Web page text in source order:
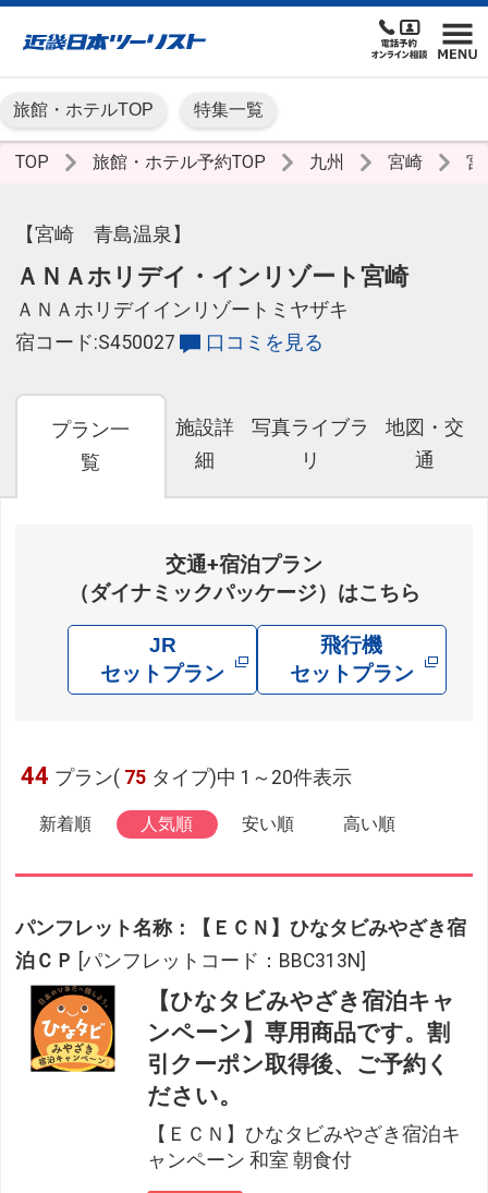
旅館・ホテルTOP 特集一覧
TOP 旅館・ホテル予約TOP 九州 宮崎 宮
【宮崎 青島温泉】
ＡＮＡホリデイ・インリゾート宮崎
ＡＮＡホリデイインリゾートミヤザキ
宿コード:S450027
口コミを見る
プラン一
覧
施設詳
細
写真ライブラ
リ
地図・交
通
交通+宿泊プラン
（ダイナミックパッケージ）はこちら
JR
セットプラン
飛行機
セットプラン
44 プラン( 75 タイプ)中 1～20件表示
新着順 人気順 安い順 高い順
パンフレット名称：【ＥＣＮ】ひなタビみやざき宿
泊ＣＰ [パンフレットコード：BBC313N]
【ひなタビみやざき宿泊キャ
ンペーン】専用商品です。割
引クーポン取得後、ご予約く
ださい。
【ＥＣＮ】ひなタビみやざき宿泊キ
ャンペーン 和室 朝食付